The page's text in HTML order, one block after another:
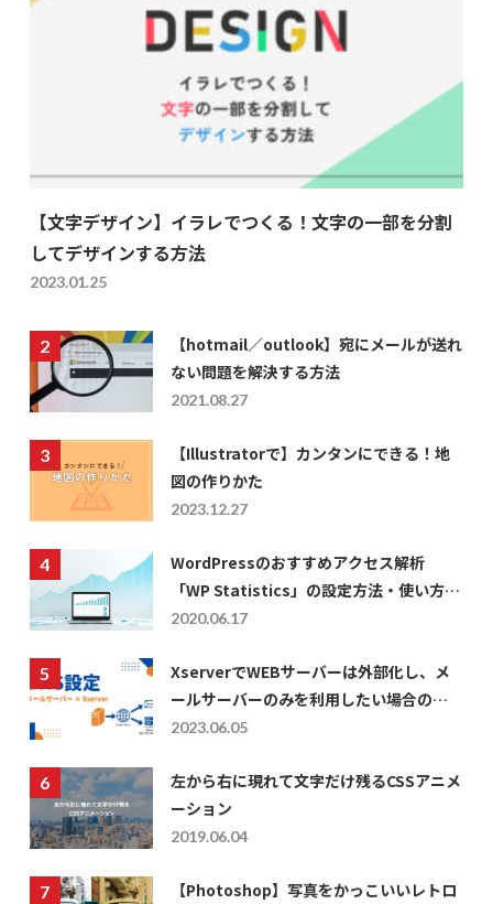
【文字デザイン】イラレでつくる！文字の一部を分割
してデザインする方法
2023.01.25
【hotmail／outlook】宛にメールが送れ
ない問題を解決する方法
2021.08.27
【Illustratorで】カンタンにできる！地
図の作りかた
2023.12.27
WordPressのおすすめアクセス解析
「WP Statistics」の設定方法・使い方に
ついて
2020.06.17
XserverでWEBサーバーは外部化し、メ
ールサーバーのみを利用したい場合の
DNS設定
2023.06.05
左から右に現れて文字だけ残るCSSアニメ
ーション
2019.06.04
【Photoshop】写真をかっこいいレトロ